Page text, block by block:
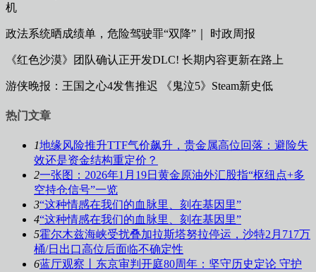
机
政法系统晒成绩单，危险驾驶罪“双降”｜ 时政周报
《红色沙漠》团队确认正开发DLC! 长期内容更新在路上
游侠晚报：王国之心4发售推迟 《鬼泣5》Steam新史低
热门文章
1地缘风险推升TTF气价飙升，贵金属高位回落：避险失
效还是资金结构重定价？
2一张图：2026年1月19日黄金原油外汇股指“枢纽点+多
空持仓信号”一览
3“这种情感在我们的血脉里、刻在基因里”
4“这种情感在我们的血脉里、刻在基因里”
5霍尔木兹海峡受扰叠加拉斯塔努拉停运，沙特2月717万
桶/日出口高位后面临不确定性
6蓝厅观察丨东京审判开庭80周年：坚守历史定论 守护